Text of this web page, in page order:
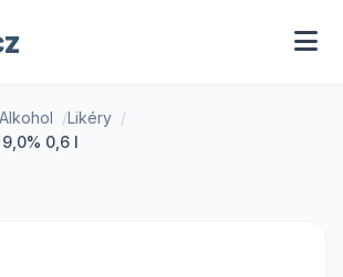
Alkohol
Likéry
0,6 l